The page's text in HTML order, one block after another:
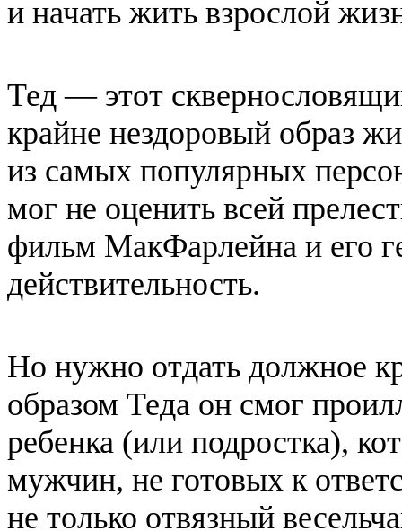
и начать жить взрослой
Тед — этот
крайне нездоровый образ
из самых популярных
мог не оценить всей
фильм МакФарлейна и его
действительность.
Но нужно отдать должное
образом Теда он смог
ребенка (или подростка),
мужчин, не готовых к
не только отвязный